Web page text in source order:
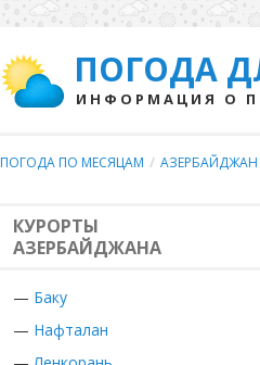
ПОГОДА
ИНФОРМАЦИЯ О
ПОГОДА ПО МЕСЯЦАМ / АЗЕРБАЙДЖАН
КУРОРТЫ
АЗЕРБАЙДЖАНА
— Баку
— Нафталан